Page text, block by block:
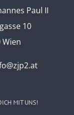
Paul II
10
Wien
MIT UNS!